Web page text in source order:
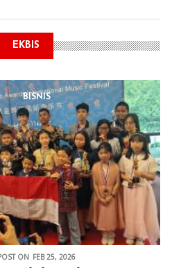
EKBIS
BISNIS
ON FEB 25, 2026